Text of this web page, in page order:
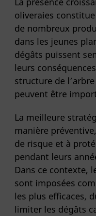
oliveraies
de nombreux
dans les jeunes
dégâts puissent
leurs
structure de
peuvent être
La meilleure
manière
de risque et à
pendant leurs
Dans ce contexte,
sont imposées
les plus efficaces,
limiter les dégâts